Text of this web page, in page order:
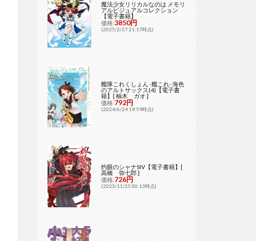
魔法少女リリカルなのは メモリ
アルビジュアルコレクション
【電子書籍】
価格:3850円
(2025/2/27 21:17時点)
艦隊これくしょん -艦これ- 海色
のアルトサックス(4)【電子書
籍】[ 柚木 ガオ ]
価格:792円
(2024/6/24 19:59時点)
灼眼のシャナSIV【電子書籍】[
高橋 弥七郎 ]
価格:726円
(2023/11/25 00:13時点)